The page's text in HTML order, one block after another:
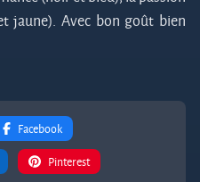
jaune). Avec bon goût bien
Facebook
Pinterest